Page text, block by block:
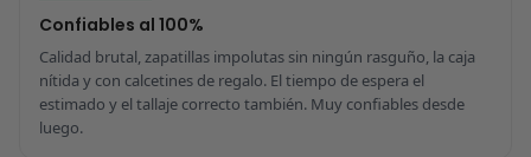
Confiables al 100%
Calidad brutal, zapatillas impolutas sin ningún rasguño, la caja
nítida y con calcetines de regalo. El tiempo de espera el
estimado y el tallaje correcto también. Muy confiables desde
luego.